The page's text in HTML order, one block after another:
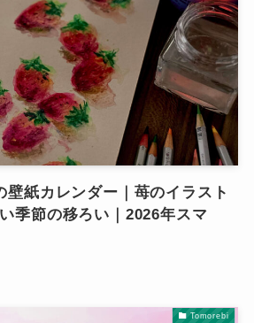
壁紙カレンダー｜苺のイラスト
季節の移ろい｜2026年スマ
Tomorebi